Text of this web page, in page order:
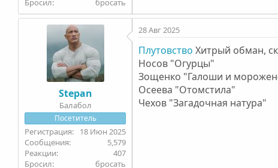
Stepan
Балабол
Посетитель
18 Июн 2025
5,579
407
Бросил
бросать
28 Авг 2025
Плутовство Хитрый обман,
Носов "Огурцы"
Зощенко "Галоши и
Осеева "Отомстила"
Чехов "Загадочная натура"